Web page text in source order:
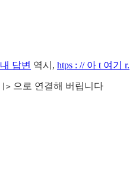
내 답변 역시, htps : // 아 t 여기 r.
|> 으로 연결해 버립니다